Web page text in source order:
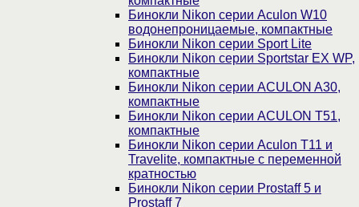
Бинокли Nikon серии Aculon W10
водонепроницаемые, компактные
Бинокли Nikon серии Sport Lite
Бинокли Nikon серии Sportstar EX WP,
компактные
Бинокли Nikon серии ACULON A30,
компактные
Бинокли Nikon серии ACULON Т51,
компактные
Бинокли Nikon серии Aculon T11 и
Travelite, компактные с переменной
кратностью
Бинокли Nikon серии Prostaff 5 и
Prostaff 7